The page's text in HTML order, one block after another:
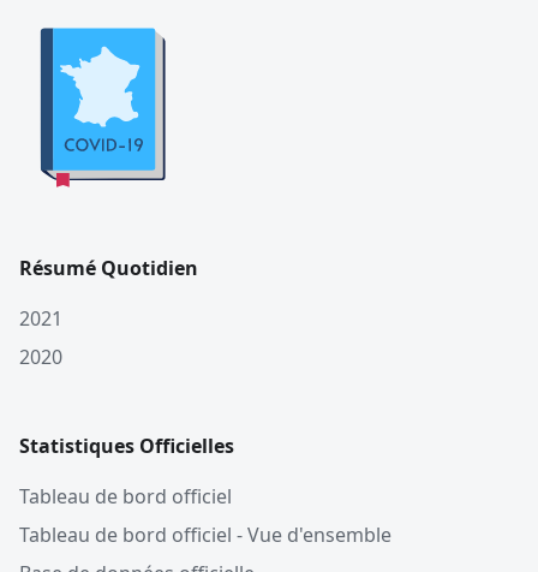
Résumé Quotidien
2021
2020
Statistiques Officielles
Tableau de bord officiel
Tableau de bord officiel - Vue d'ensemble